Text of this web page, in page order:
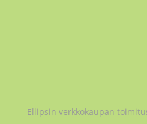
Ellipsin verkkokaupan